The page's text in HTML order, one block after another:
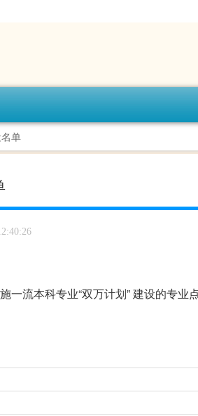
单
流本科专业“双万计划” 建设的专业